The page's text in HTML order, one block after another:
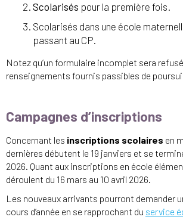
Scolarisés pour la première fois.
Scolarisés dans une école
passant au CP.
Notez qu’un formulaire incomplet sera
renseignements fournis passibles de
Campagnes d’inscriptions
Concernant les inscriptions scolaires en
dernières débutent le 19 janviers et se
2026. Quant aux inscriptions en école
déroulent du 16 mars au 10 avril 2026.
Les nouveaux arrivants pourront demander
cours d’année en se rapprochant du service